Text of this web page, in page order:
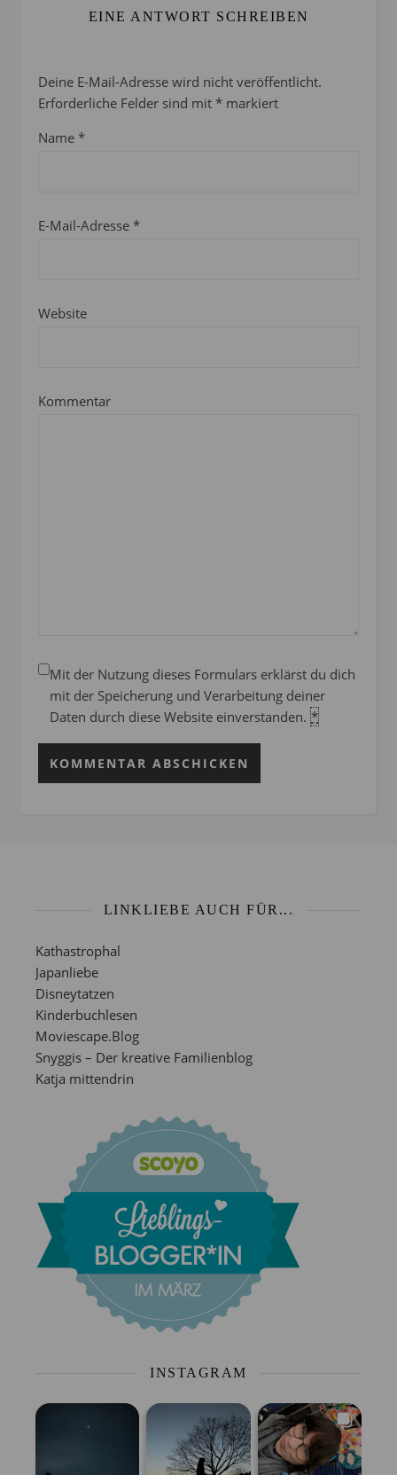
EINE ANTWORT SCHREIBEN
Deine E-Mail-Adresse wird nicht veröffentlicht.
Erforderliche Felder sind mit * markiert
Name *
E-Mail-Adresse *
Website
Kommentar
Mit der Nutzung dieses Formulars erklärst du dich
mit der Speicherung und Verarbeitung deiner
Daten durch diese Website einverstanden. *
LINKLIEBE AUCH FÜR...
Kathastrophal
Japanliebe
Disneytatzen
Kinderbuchlesen
Moviescape.Blog
Snyggis – Der kreative Familienblog
Katja mittendrin
INSTAGRAM